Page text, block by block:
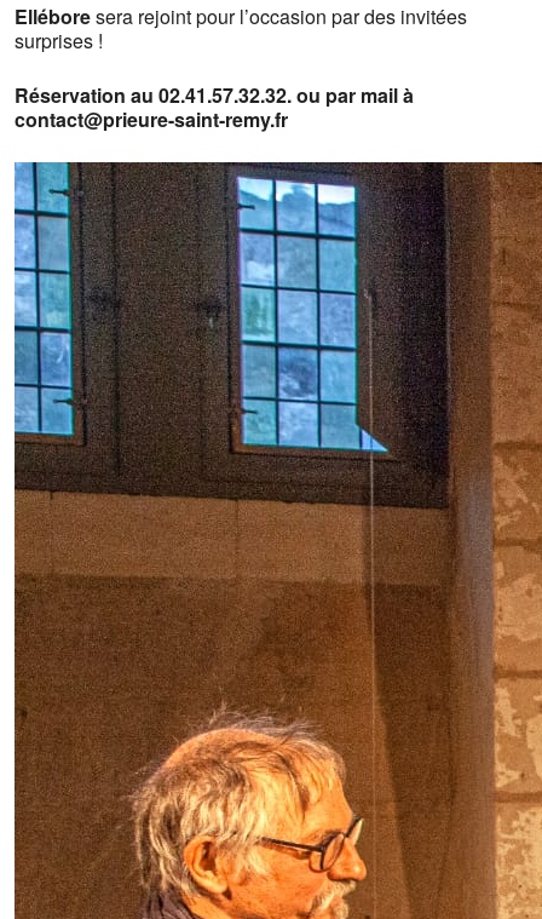
Elléboresera rejoint pour l’occasion par des invitées
surprises !
Réservation au 02.41.57.32.32. ou par mail à
contact@prieure-saint-remy.fr